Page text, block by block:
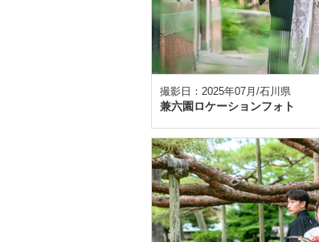
撮影日：2025年07月/石川県
兼六園ロケーションフォト